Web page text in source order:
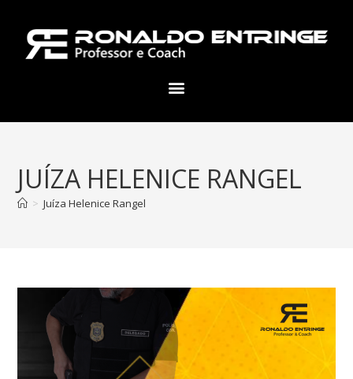
JUÍZA HELENICE RANGEL
> Juíza Helenice Rangel